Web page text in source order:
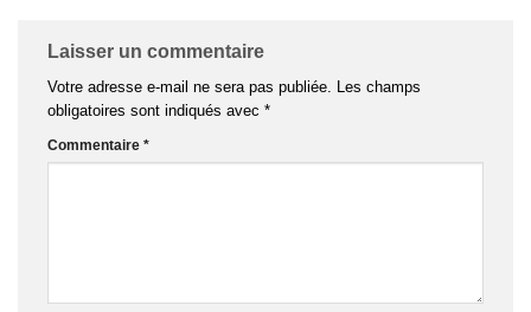
Laisser un commentaire
Votre adresse e-mail ne sera pas publiée.
Les champs
obligatoires sont indiqués avec *
Commentaire *